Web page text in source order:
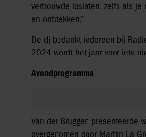
vertrouwde loslaten, zelfs als
en ontdekken.”
De dj bedankt iedereen bij
2024 wordt het jaar voor iets
Avondprogramma
Van der Bruggen presenteerde
overgenomen door Martijn La